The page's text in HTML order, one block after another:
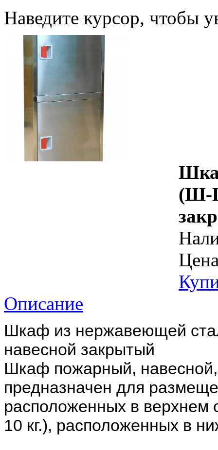
Наведите курсор, чтобы
(Ш-
Описание
Шкаф из нержавеющей
навесной закрытый
Шкаф пожарный,
предназначен для
расположенных в верхнем
10 кг.), расположенных в